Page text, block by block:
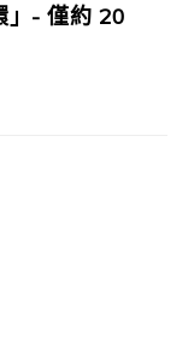
」- 僅約 20